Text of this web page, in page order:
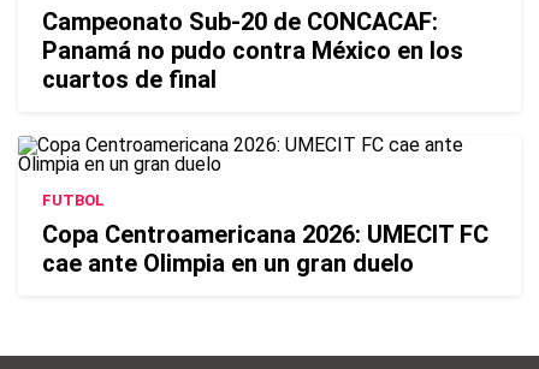
Campeonato Sub-20 de CONCACAF:
Panamá no pudo contra México en los
cuartos de final
FUTBOL
Copa Centroamericana 2026: UMECIT FC
cae ante Olimpia en un gran duelo